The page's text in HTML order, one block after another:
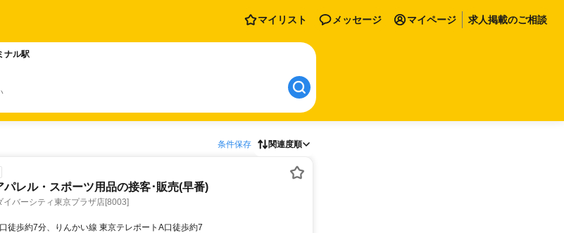
マイリスト メッセージ マイページ 求人掲載のご相談
ナル駅
条件保存 関連度順
レル・スポーツ用品の接客･販売(早番)
バーシティ東京プラザ店[8003]
徒歩約7分、りんかい線 東京テレポートA口徒歩約7